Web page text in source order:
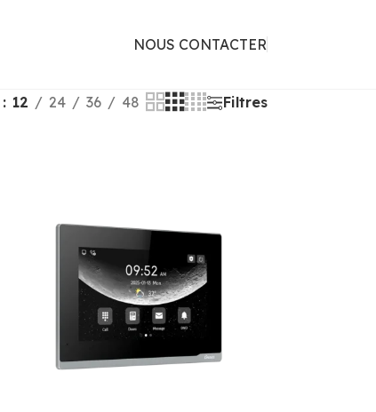
NOUS CONTACTER
12 24 36 48 Filtres